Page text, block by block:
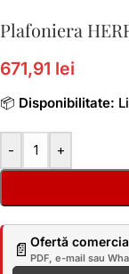
Plafoniera
671,91 lei
📦 Disponibilitate:
- +
📄 Ofertă
PDF, e-mail sau